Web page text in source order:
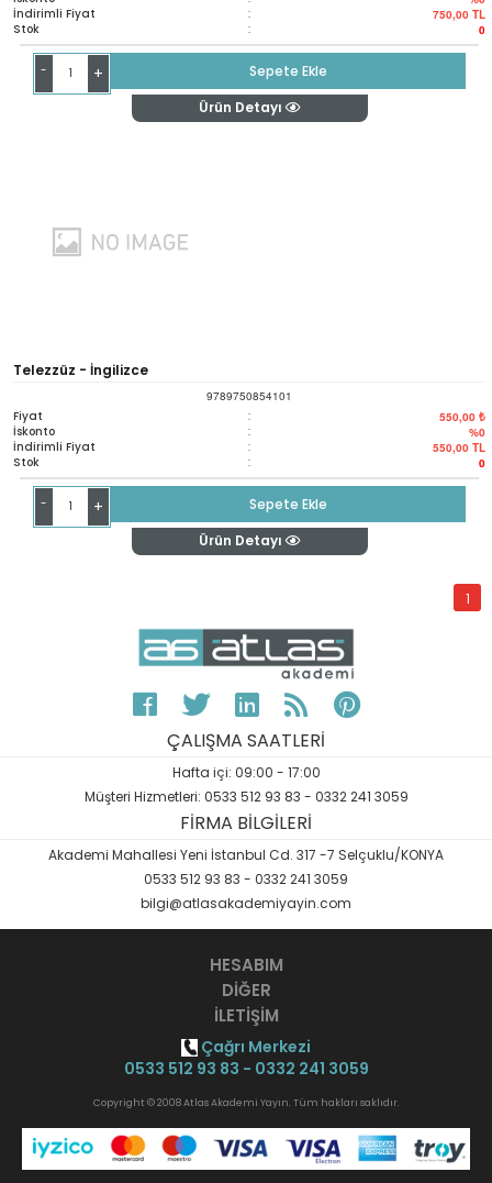
İndirimli Fiyat : 750,00 TL
Stok : 0
- +
Sepete Ekle
Ürün Detayı
Telezzüz - İngilizce
9789750854101
Fiyat : 550,00 ₺
İskonto : %0
İndirimli Fiyat : 550,00 TL
Stok : 0
- +
Sepete Ekle
Ürün Detayı
1
ÇALIŞMA SAATLERİ
Hafta içi: 09:00 - 17:00
Müşteri Hizmetleri: 0533 512 93 83 - 0332 241 3059
FİRMA BİLGİLERİ
Akademi Mahallesi Yeni İstanbul Cd. 317 -7 Selçuklu/KONYA
0533 512 93 83 - 0332 241 3059
bilgi@atlasakademiyayin.com
HESABIM
DİĞER
İLETİŞİM
Çağrı Merkezi
0533 512 93 83 - 0332 241 3059
Copyright © 2008 Atlas Akademi Yayın. Tüm hakları saklıdır.